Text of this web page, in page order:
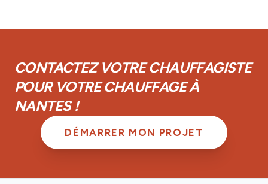
CONTACTEZ VOTRE CHAUFFAGISTE
POUR VOTRE CHAUFFAGE À
NANTES !
DÉMARRER MON PROJET